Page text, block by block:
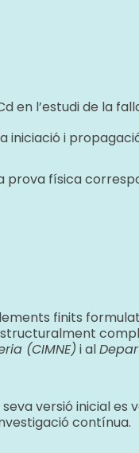
en l’estudi de la
iniciació i
prova física
finits
(CIMNE) i al
versió inicial
contínua.